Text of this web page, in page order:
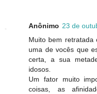
Anônimo 23 de
Muito bem retratada
uma de vocês que
certa, a sua
idosos.
Um fator muito
coisas, as